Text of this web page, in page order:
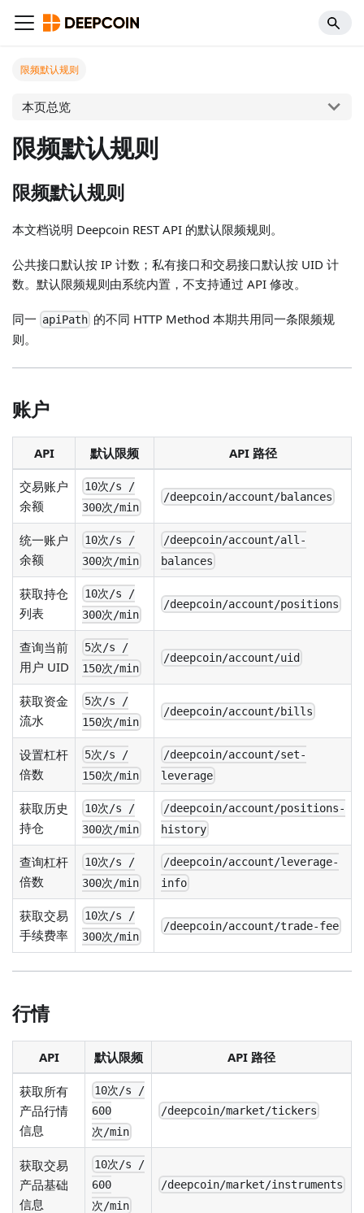
限频默认规则
本页总览
限频默认规则
限频默认规则
本文档说明 Deepcoin REST API 的默认限频规则。
公共接口默认按 IP 计数；私有接口和交易接口默认按 UID 计
数。默认限频规则由系统内置，不支持通过 API 修改。
同一 apiPath 的不同 HTTP Method 本期共用同一条限频规
则。
账户
API 默认限频 API 路径
交易账户
余额
10次/s /
300次/min
/deepcoin/account/balances
统一账户
余额
10次/s /
300次/min
/deepcoin/account/all-
balances
获取持仓
列表
10次/s /
300次/min
/deepcoin/account/positions
查询当前
用户 UID
5次/s /
150次/min
/deepcoin/account/uid
获取资金
流水
5次/s /
150次/min
/deepcoin/account/bills
设置杠杆
倍数
5次/s /
150次/min
/deepcoin/account/set-
leverage
获取历史
持仓
10次/s /
300次/min
/deepcoin/account/positions-
history
查询杠杆
倍数
10次/s /
300次/min
/deepcoin/account/leverage-
info
获取交易
手续费率
10次/s /
300次/min
/deepcoin/account/trade-fee
行情
API 默认限频 API 路径
获取所有
产品行情
信息
10次/s /
600
次/min
/deepcoin/market/tickers
获取交易
产品基础
信息
10次/s /
600
次/min
/deepcoin/market/instruments